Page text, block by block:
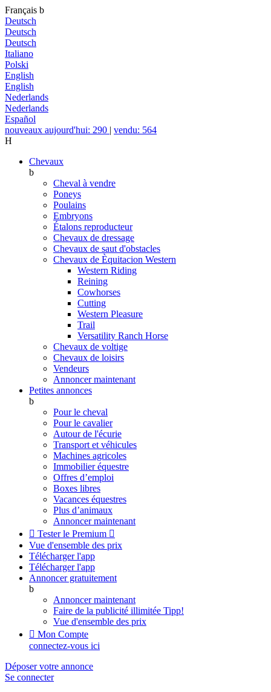
Français b
Deutsch
Deutsch
Deutsch
Italiano
Polski
English
English
Nederlands
Nederlands
Español
nouveaux aujourd'hui: 290 | vendu: 564
H
Chevaux
b
Cheval à vendre
Poneys
Poulains
Embryons
Étalons reproducteur
Chevaux de dressage
Chevaux de saut d'obstacles
Chevaux de Èquitacion Western
Western Riding
Reining
Cowhorses
Cutting
Western Pleasure
Trail
Versatility Ranch Horse
Chevaux de voltige
Chevaux de loisirs
Vendeurs
Annoncer maintenant
Petites annonces
b
Pour le cheval
Pour le cavalier
Autour de l'écurie
Transport et véhicules
Machines agricoles
Immobilier équestre
Offres d’emploi
Boxes libres
Vacances équestres
Plus d’animaux
Annoncer maintenant
 Tester le Premium 
Vue d'ensemble des prix
Télécharger l'app
Télécharger l'app
Annoncer gratuitement
b
Annoncer maintenant
Faire de la publicité illimitée Tipp!
Vue d'ensemble des prix
 Mon Compte
connectez-vous ici
Déposer votre annonce
Se connecter